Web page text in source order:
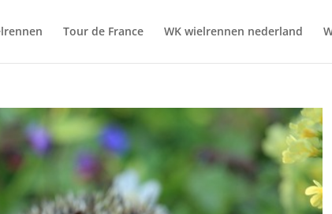
Tour de France WK wielrennen nederland